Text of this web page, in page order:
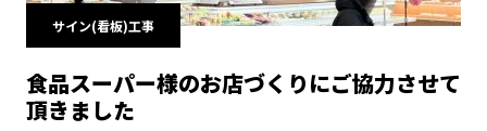
サイン(看板)工事
食品スーパー様のお店づくりにご協力させて
頂きました